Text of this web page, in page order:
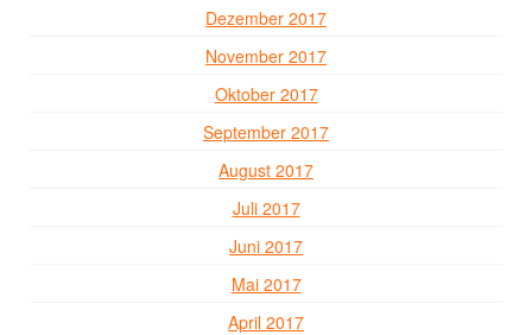
Dezember 2017
November 2017
Oktober 2017
September 2017
August 2017
Juli 2017
Juni 2017
Mai 2017
April 2017